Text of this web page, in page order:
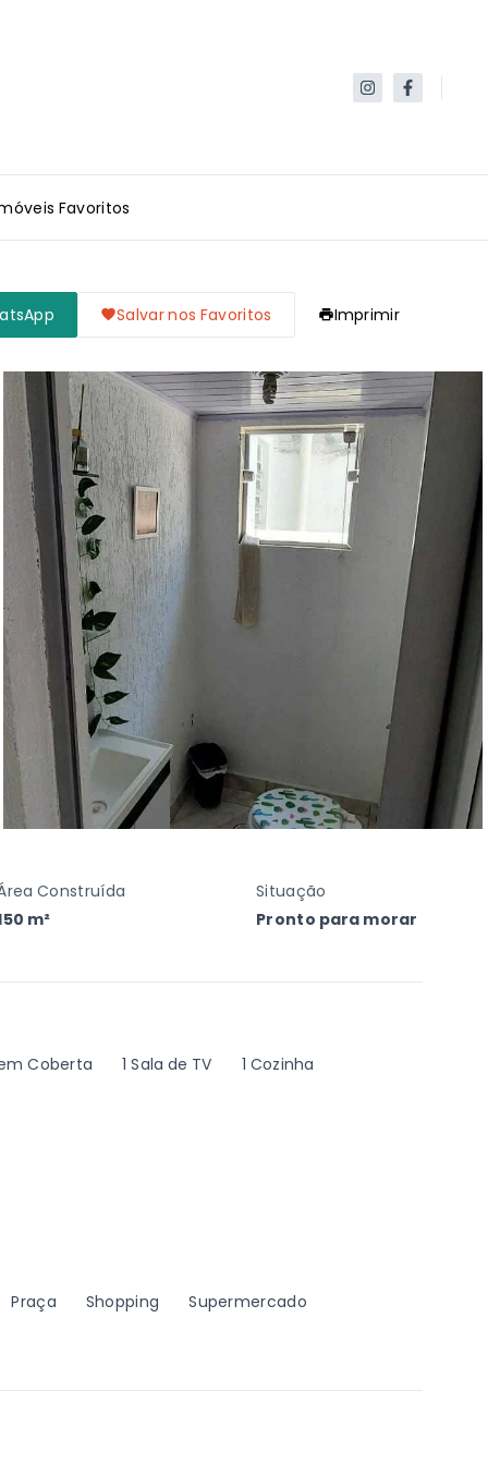
Favoritos
Salvar nos Favoritos Imprimir
Construída
m²
Situação
Pronto para morar
Coberta 1 Sala de TV
1 Cozinha
Praça Shopping
Supermercado